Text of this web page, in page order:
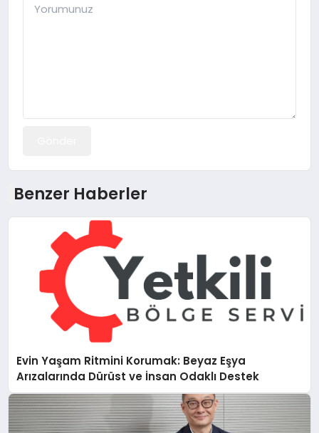
Benzer Haberler
Evin Yaşam Ritmini Korumak: Beyaz Eşya
Arızalarında Dürüst ve İnsan Odaklı Destek